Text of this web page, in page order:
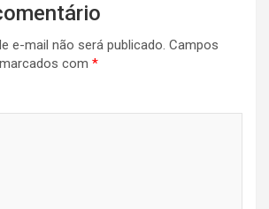
e-mail não será publicado. Campos
com *